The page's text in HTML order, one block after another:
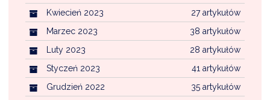
27 artykułów
Kwiecień 2023
38 artykułów
Marzec 2023
28 artykułów
Luty 2023
41 artykułów
Styczeń 2023
35 artykułów
Grudzień 2022